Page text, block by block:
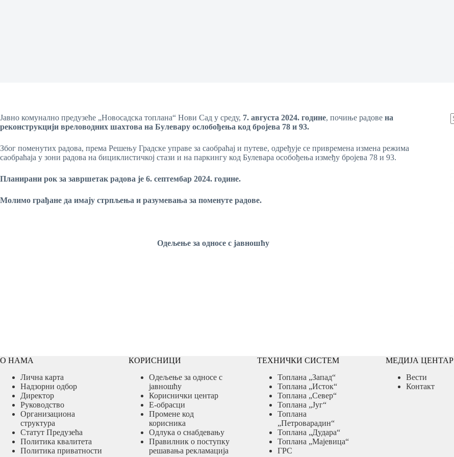
Јавно комунално предузеће „Новосадска топлана“ Нови Сад у среду, 7. августа 2024. године, почиње радове на
реконструкцији вреловодних шахтова на Булевару ослобођења код бројева 78 и 93.
Због поменутих радова, према Решењу Градске управе за саобраћај и путеве, одређује се привремена измена режима
саобраћаја у зони радова на бициклистичкој стази и на паркингу код Булевара особођења између бројева 78 и 93.
Планирани рок за завршетак радова је 6. септембар 2024. године.
Молимо грађане да имају стрпљења и разумевања за поменуте радове.
Одељење за односе с јавношћу
О НАМА
Лична карта
Надзорни одбор
Директор
Руководство
Организациона
структура
Статут Предузећа
Политика квалитета
Политика приватности
КОРИСНИЦИ
Одељење за односе с
јавношћу
Кориснички центар
Е-обрасци
Промене код
корисника
Одлука о снабдевању
Правилник о поступку
решавања рекламација
ТЕХНИЧКИ СИСТЕМ
Топлана „Запад“
Топлана „Исток“
Топлана „Север“
Топлана „Југ“
Топлана
„Петроварадин“
Топлана „Дудара“
Топлана „Мајевица“
ГРС
МЕДИЈА ЦЕНТАР
Вести
Контакт